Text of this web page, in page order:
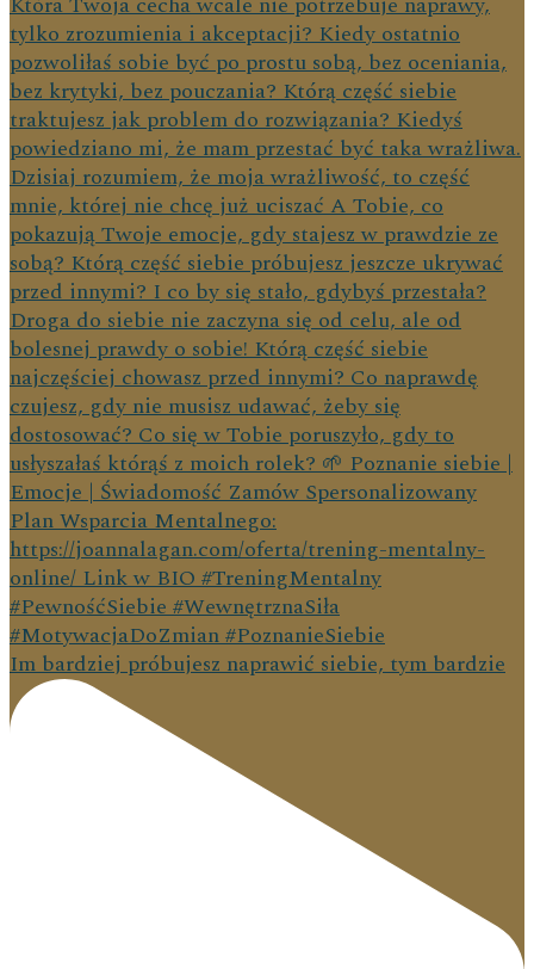
Im bardziej próbujesz naprawić siebie, tym bardzie